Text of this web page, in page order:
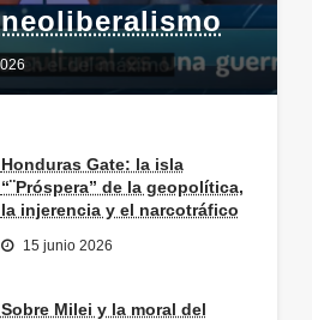
Honduras Gate: la isla
“¨Próspera” de la geopolítica,
la injerencia y el narcotráfico
15 junio 2026
Sobre Milei y la moral del